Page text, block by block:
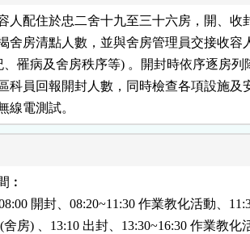
人配住於忠二舍十九至三十六房，開、收
揭舍房清點人數，並與舍房管理員交接收容
、罹病及舍房秩序等) 。開封時依序逐房
區科員回報開封人數，同時檢查各項設施及
線電測試。
︰
開封、08:20~11:30 作業教化活動、
(舍房) 、13:10 出封、13:30~16:30 作業教化